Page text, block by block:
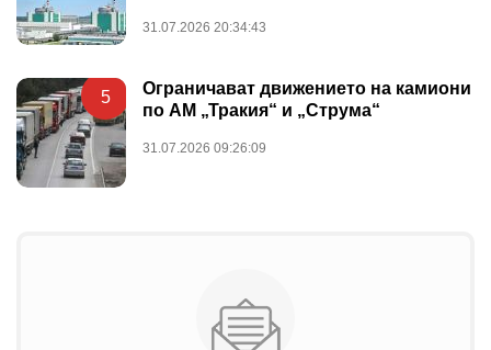
31.07.2026 20:34:43
5
Ограничават движението на камиони
по АМ „Тракия“ и „Струма“
31.07.2026 09:26:09